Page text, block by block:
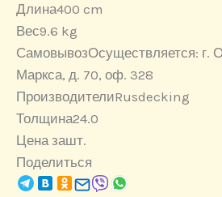
Длина400 cm
Вес9.6 kg
СамовывозОсуществляется: г.
Маркса, д. 70, оф. 328
ПроизводителиRusdecking
Толщина24.0
Цена зашт.
Поделиться